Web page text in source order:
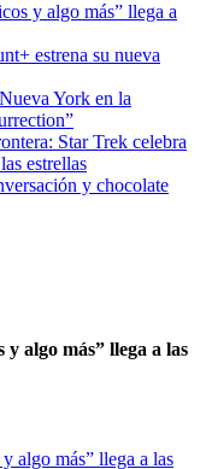
y algo más” llega a
estrena su nueva
York en la
Star Trek celebra
estrellas
y chocolate
algo más” llega a las